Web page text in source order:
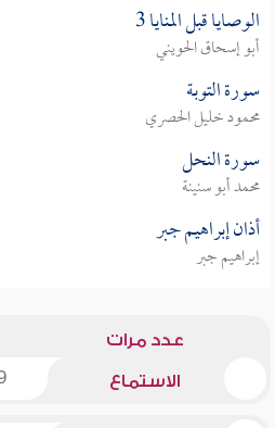
الوصايا قبل المنايا 3
أبو إسحاق الحويني
سورة التوبة
محمود خليل الحصري
سورة النحل
محمد أبو سنينة
أذان إبراهيم جبر
إبراهيم جبر
عدد مرات
الاستماع